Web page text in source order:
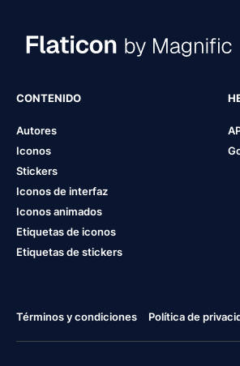
CONTENIDO
Autores
Iconos
Stickers
Iconos de interfaz
Iconos animados
Etiquetas de iconos
Etiquetas de stickers
Términos y condiciones Política de